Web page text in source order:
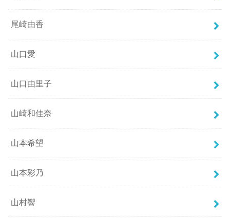
尾崎由香
山口愛
山口由里子
山崎和佳奈
山本希望
山本彩乃
山村響